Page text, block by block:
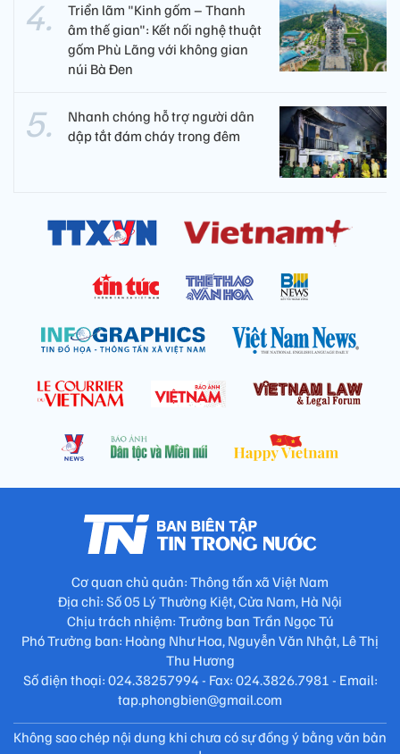
Triển lãm "Kinh gốm – Thanh
âm thế gian": Kết nối nghệ thuật
gốm Phù Lãng với không gian
núi Bà Đen
Nhanh chóng hỗ trợ người dân
dập tắt đám cháy trong đêm
Cơ quan chủ quản: Thông tấn xã Việt Nam
Địa chỉ: Số 05 Lý Thường Kiệt, Cửa Nam, Hà Nội
Chịu trách nhiệm: Trưởng ban Trần Ngọc Tú
Phó Trưởng ban: Hoàng Như Hoa, Nguyễn Văn Nhật, Lê Thị
Thu Hương
Số điện thoại: 024.38257994 - Fax: 024.3826.7981 - Email:
tap.phongbien@gmail.com
Không sao chép nội dung khi chưa có sự đồng ý bằng văn bản